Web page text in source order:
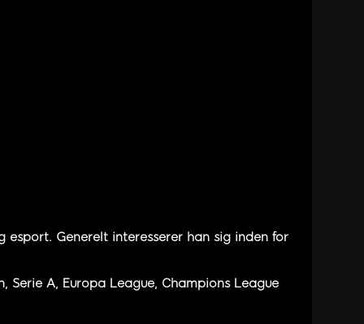
Generelt interesserer han sig inden for
A, Europa League, Champions League